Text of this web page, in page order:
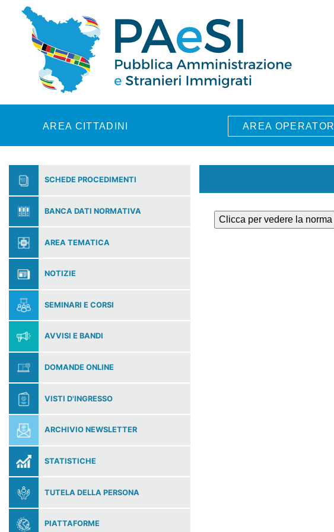
Skip to main content
AREA CITTADINI AREA OPERATORI
SCHEDE PROCEDIMENTI
BANCA DATI NORMATIVA
AREA TEMATICA
NOTIZIE
SEMINARI E CORSI
AVVISI E BANDI
DOMANDE ONLINE
VISTI D'INGRESSO
ARCHIVIO NEWSLETTER
STATISTICHE
TUTELA DELLA PERSONA
PIATTAFORME
Clicca per vedere la norma